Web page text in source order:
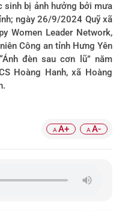
sinh bị ảnh hưởng bởi mưa
ngày 26/9/2024 Quỹ xã
Women Leader Network,
Công an tỉnh Hưng Yên
đèn sau cơn lũ” năm
Hoàng Hanh, xã Hoàng
A A+ A A-